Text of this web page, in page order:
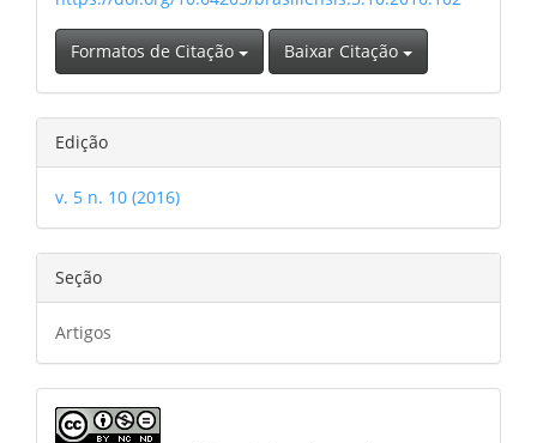
Formatos de Citação Baixar Citação
Edição
v. 5 n. 10 (2016)
Seção
Artigos